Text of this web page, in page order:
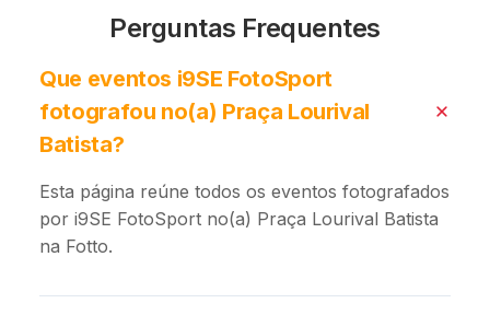
Perguntas Frequentes
Que eventos i9SE FotoSport
fotografou no(a) Praça Lourival
Batista?
Esta página reúne todos os eventos fotografados
por i9SE FotoSport no(a) Praça Lourival Batista
na Fotto.